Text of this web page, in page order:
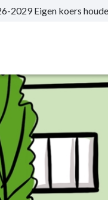
2029 Eigen koers